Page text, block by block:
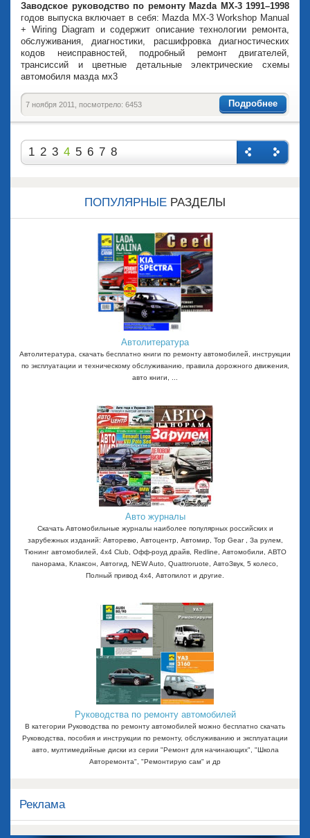
Заводское руководство по ремонту Mazda MX-3 1991–1998
годов выпуска включает в себя: Mazda MX-3 Workshop Manual
+ Wiring Diagram и содержит описание технологии ремонта,
обслуживания, диагностики, расшифровка диагностических
кодов неисправностей, подробный ремонт двигателей,
трансиссий и цветные детальные электрические схемы
автомобиля мазда мх3
Подробнее
7 ноября 2011, посмотрело: 6453
1 2 3 4 5 6 7 8
ПОПУЛЯРНЫЕ РАЗДЕЛЫ
Автолитература
Автолитература, скачать бесплатно книги по ремонту автомобилей, инструкции
по эксплуатации и техническому обслуживанию, правила дорожного движения,
авто книги, ...
Авто журналы
Скачать Автомобильные журналы наиболее популярных российских и
зарубежных изданий: Авторевю, Автоцентр, Автомир, Top Gear , За рулем,
Тюнинг автомобилей, 4x4 Club, Офф-роуд драйв, Redline, Автомобили, АВТО
панорама, Клаксон, Автогид, NEW Auto, Quattroruote, АвтоЗвук, 5 колесо,
Полный привод 4х4, Автопилот и другие.
Руководства по ремонту автомобилей
В категории Руководства по ремонту автомобилей можно бесплатно скачать
Руководства, пособия и инструкции по ремонту, обслуживанию и эксплуатации
авто, мултимедийные диски из серии "Ремонт для начинающих", "Школа
Авторемонта", "Ремонтирую сам" и др
Реклама